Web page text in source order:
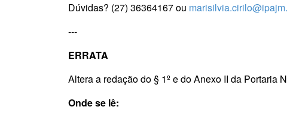
Dúvidas? (27) 36364167 ou
---
ERRATA
Altera a redação do § 1º e do Anexo II da Portaria
Onde se lê: